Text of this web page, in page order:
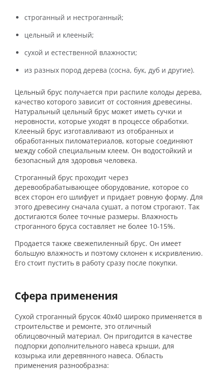
строганный и нестроганный;
цельный и клееный;
сухой и естественной влажности;
из разных пород дерева (сосна, бук, дуб и другие).
Цельный брус получается при распиле колоды дерева,
качество которого зависит от состояния древесины.
Натуральный цельный брус может иметь сучки и
неровности, которые уходят в процессе обработки.
Клееный брус изготавливают из отобранных и
обработанных пиломатериалов, которые соединяют
между собой специальным клеем. Он водостойкий и
безопасный для здоровья человека.
Строганный брус проходит через
деревообрабатывающее оборудование, которое со
всех сторон его шлифует и придает ровную форму. Для
этого древесину сначала сушат, а потом строгают. Так
достигаются более точные размеры. Влажность
строганного бруса составляет не более 10-15%.
Продается также свежепиленный брус. Он имеет
большую влажность и поэтому склонен к искривлению.
Его стоит пустить в работу сразу после покупки.
Сфера применения
Сухой строганный брусок 40х40 широко применяется в
строительстве и ремонте, это отличный
облицовочный материал. Он пригодится в качестве
подпорки дополнительного навеса крыши, для
козырька или деревянного навеса. Область
применения разнообразна: